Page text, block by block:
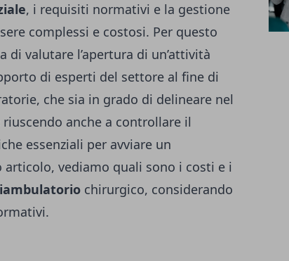
, i requisiti normativi e la gestione
complessi e costosi. Per questo
valutare l’apertura di un’attività
di esperti del settore al fine di
, che sia in grado di delineare nel
anche a controllare il
essenziali per avviare un
vediamo quali sono i costi e i
chirurgico, considerando